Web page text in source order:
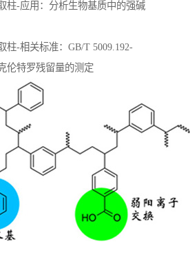
柱-应用：分析生物基质中的强碱
柱-相关标准：GB/T 5009.192-
伦特罗残留量的测定